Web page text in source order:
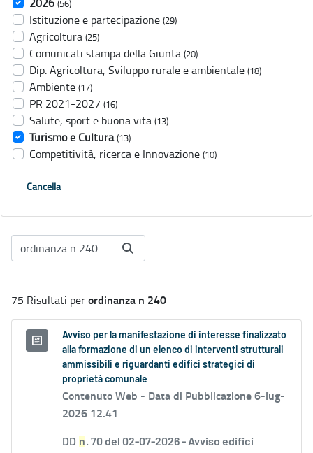
(56)
Istituzione e partecipazione (29)
Agricoltura (25)
Comunicati stampa della Giunta (20)
Dip. Agricoltura, Sviluppo rurale e ambientale (18)
Ambiente (17)
PR 2021-2027 (16)
Salute, sport e buona vita (13)
Turismo e Cultura (13)
Competitività, ricerca e Innovazione (10)
Cancella
75 Risultati perordinanza n 240
Avviso per la manifestazione di interesse finalizzato
alla formazione di un elenco di interventi strutturali
ammissibili e riguardanti edifici strategici di
proprietà comunale
Contenuto Web - Data di Pubblicazione 6-lug-
2026 12.41
DD n. 70 del 02-07-2026 - Avviso edifici